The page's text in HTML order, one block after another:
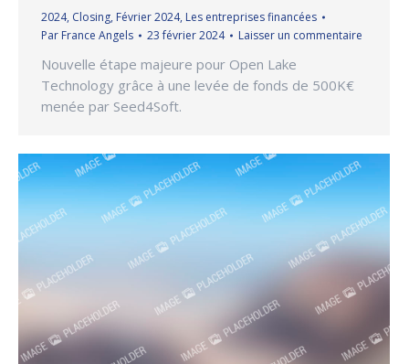
2024, Closing, Février 2024, Les entreprises financées
Par France Angels 23 février 2024 Laisser un commentaire
Nouvelle étape majeure pour Open Lake
Technology grâce à une levée de fonds de 500K€
menée par Seed4Soft.